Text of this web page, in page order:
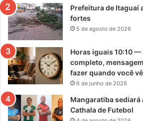
Prefeitura de Itaguaí
fortes
5 de agosto de 2026
Horas iguais 10:10
completo,
fazer quando você
6 de junho de 2026
Mangaratiba sediará
Cathala de Futebol